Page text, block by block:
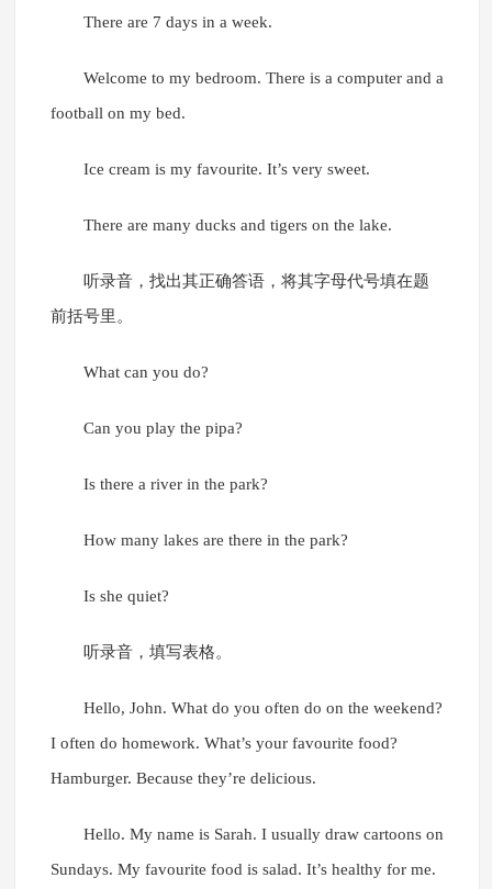
There are 7 days in a week.
Welcome to my bedroom. There is a computer and a
football on my bed.
Ice cream is my favourite. It’s very sweet.
There are many ducks and tigers on the lake.
听录音，找出其正确答语，将其字母代号填在题
前括号里。
What can you do?
Can you play the pipa?
Is there a river in the park?
How many lakes are there in the park?
Is she quiet?
听录音，填写表格。
Hello, John. What do you often do on the weekend?
I often do homework. What’s your favourite food?
Hamburger. Because they’re delicious.
Hello. My name is Sarah. I usually draw cartoons on
Sundays. My favourite food is salad. It’s healthy for me.